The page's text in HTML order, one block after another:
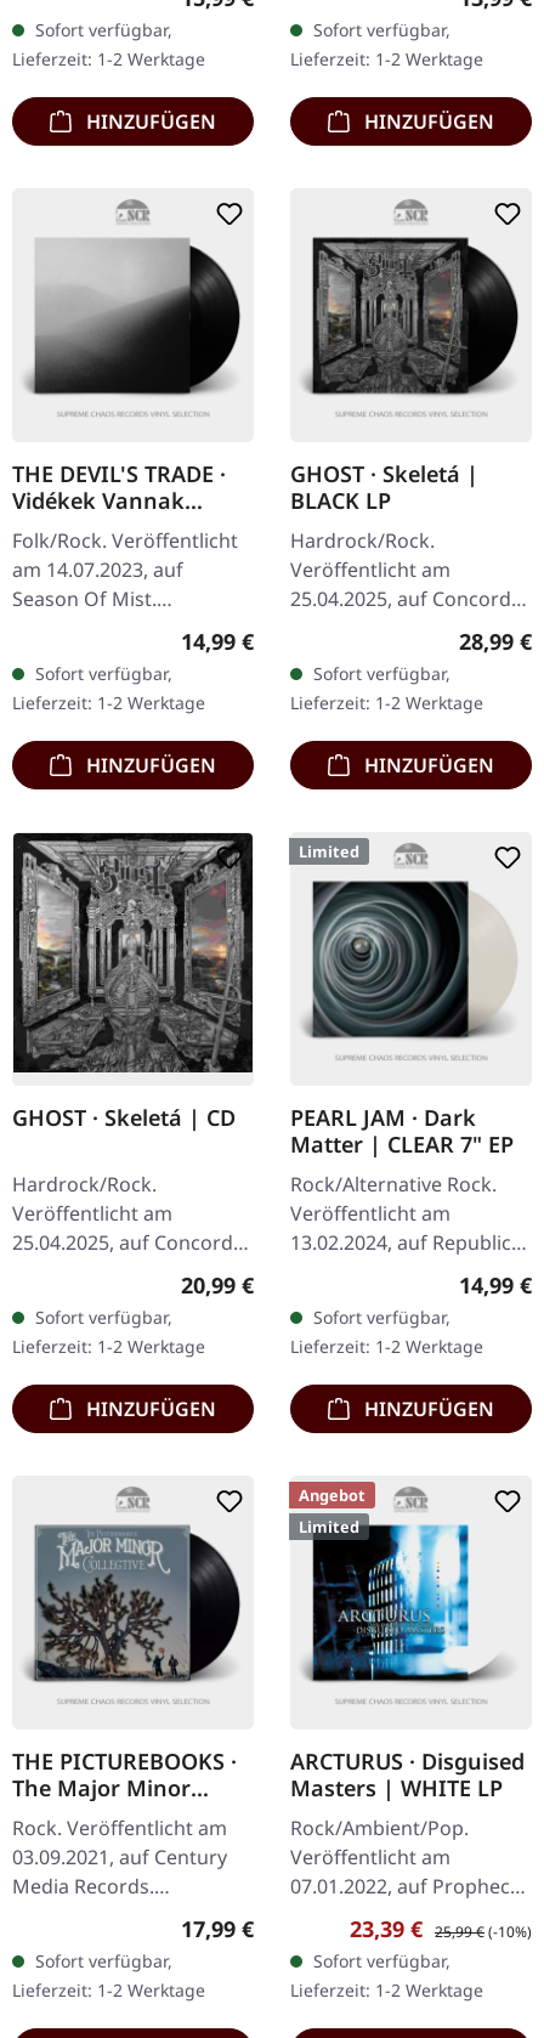
Download-Card, limitiert
auf 580
handnummerierte
Exemplare.
Sofort verfügbar,
Lieferzeit: 1-2 Werktage
HINZUFÜGEN
Spieler 3:39 In Meinen
Liedern 4:47 In Die
Schwärze Der…
Sofort verfügbar,
Lieferzeit: 1-2 Werktage
HINZUFÜGEN
THE DEVIL'S TRADE ·
Vidékek Vannak
Idebenn | BLACK LP
Folk/Rock. Veröffentlicht
am 14.07.2023, auf
Season Of Mist.
Schwarzes Vinyl im
Gatefold-Cover mit Insert.
The Devil's Trade liefert
mit „Vidékek…
Regulärer Preis:
14,99 €
Sofort verfügbar,
Lieferzeit: 1-2 Werktage
HINZUFÜGEN
GHOST · Skeletá |
BLACK LP
Hardrock/Rock.
Veröffentlicht am
25.04.2025, auf Concord
Records. Schwarzes Vinyl.
Aufwändig gestaltete, von
Papa V inspirierte
Illustration auf…
28,99 €
Sofort verfügbar,
Lieferzeit: 1-2 Werktage
HINZUFÜGEN
GHOST · Skeletá | CD
Hardrock/Rock.
Veröffentlicht am
25.04.2025, auf Concord
Records. CD im Jewelcase.
Hochwertige Jewel-Case
Box mit einem
künstlerisch gestalteten,
von…
Regulärer Preis:
20,99 €
Sofort verfügbar,
Lieferzeit: 1-2 Werktage
HINZUFÜGEN
Limited
PEARL JAM · Dark
Matter | CLEAR 7" EP
Rock/Alternative Rock.
Veröffentlicht am
13.02.2024, auf Republic
Records. Klares Vinyl 7"
Single mit 45 RPM im
matten Cover . Limitierte
Ten Club…
14,99 €
Sofort verfügbar,
Lieferzeit: 1-2 Werktage
HINZUFÜGEN
THE PICTUREBOOKS ·
The Major Minor
Collective | BLACK
LP+CD
Rock. Veröffentlicht am
03.09.2021, auf Century
Media Records.
Schwarzes Vinyl im
Standard-Cover. Inklusive
Bonus-CD. Es gibt Bands,
die klingen wie…
Regulärer Preis:
17,99 €
Sofort verfügbar,
Lieferzeit: 1-2 Werktage
Angebot
Limited
ARCTURUS · Disguised
Masters | WHITE LP
Rock/Ambient/Pop.
Veröffentlicht am
07.01.2022, auf Prophecy
Productions. Weißes Vinyl
mit Insert, limitiert auf
300 Exemplare. Arcturus
kehren mit…
Verkaufspreis:
23,39 € Regulärer Preis:
25,99 €(-10%)
Sofort verfügbar,
Lieferzeit: 1-2 Werktage